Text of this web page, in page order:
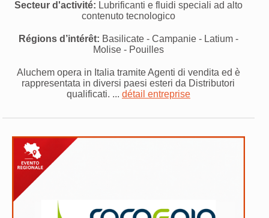
Secteur d'activité: Lubrificanti e fluidi speciali ad alto
contenuto tecnologico
Régions d’intérêt: Basilicate - Campanie - Latium -
Molise - Pouilles
Aluchem opera in Italia tramite Agenti di vendita ed è
rappresentata in diversi paesi esteri da Distributori
qualificati. ... détail entreprise